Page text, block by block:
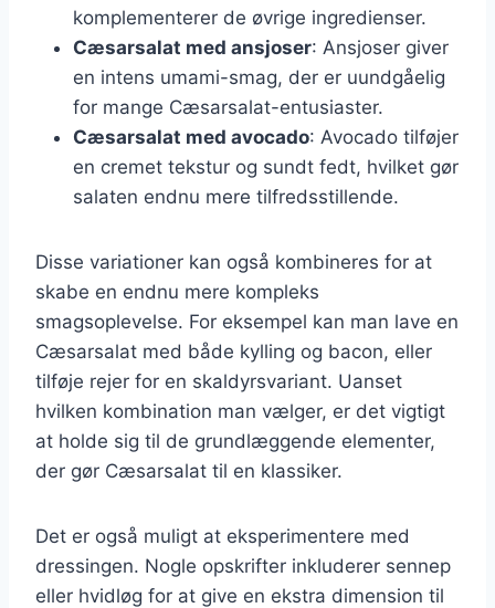
komplementerer de øvrige ingredienser.
Cæsarsalat med ansjoser: Ansjoser giver
en intens umami-smag, der er uundgåelig
for mange Cæsarsalat-entusiaster.
Cæsarsalat med avocado: Avocado tilføjer
en cremet tekstur og sundt fedt, hvilket gør
salaten endnu mere tilfredsstillende.
Disse variationer kan også kombineres for at
skabe en endnu mere kompleks
smagsoplevelse. For eksempel kan man lave en
Cæsarsalat med både kylling og bacon, eller
tilføje rejer for en skaldyrsvariant. Uanset
hvilken kombination man vælger, er det vigtigt
at holde sig til de grundlæggende elementer,
der gør Cæsarsalat til en klassiker.
Det er også muligt at eksperimentere med
dressingen. Nogle opskrifter inkluderer sennep
eller hvidløg for at give en ekstra dimension til